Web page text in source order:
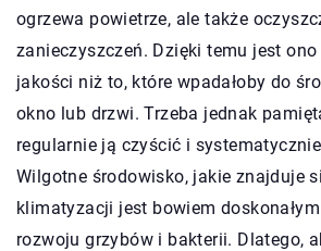
ogrzewa powietrze, ale także
zanieczyszczeń. Dzięki temu jest
jakości niż to, które wpadałoby do
okno lub drzwi. Trzeba jednak
regularnie ją czyścić i
Wilgotne środowisko, jakie znajduje
klimatyzacji jest bowiem
rozwoju grzybów i bakterii. Dlatego,